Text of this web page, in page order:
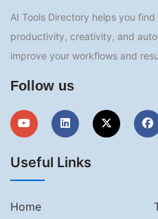
AI Tools Directory helps you
productivity, creativity, and
improve your workflows and
Follow us
Useful Links
Home